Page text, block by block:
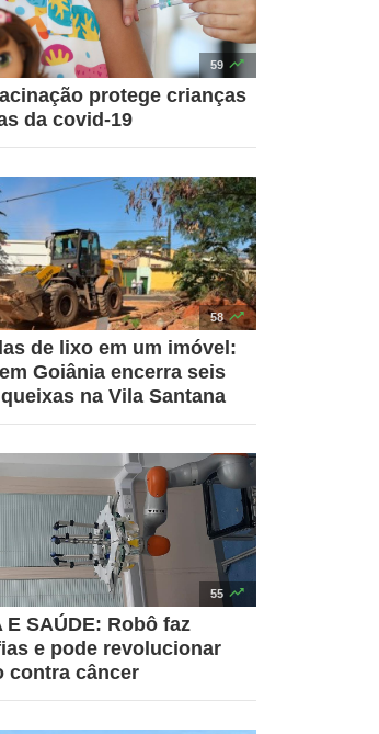
59 
protege crianças
da covid-19
58 
de lixo em um imóvel:
Goiânia encerra seis
na Vila Santana
55 
E SAÚDE: Robô faz
e pode revolucionar
contra câncer